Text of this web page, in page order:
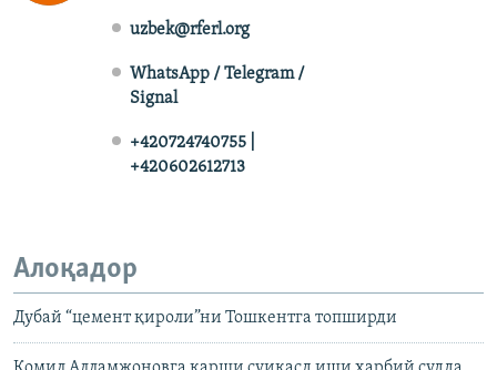
uzbek@rferl.org
WhatsApp / Telegram /
Signal
+420724740755 |
+420602612713
Алоқадор
Дубай “цемент қироли”ни Тошкентга топширди